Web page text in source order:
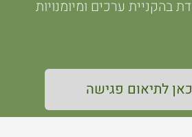
בהקניית ערכים ומיומנויות
לתיאום פגישה